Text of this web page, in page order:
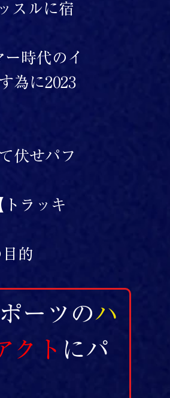
スルに宿
時代のイ
為に2023
伏せパフ
ラッキ
的
ーツのハ
クト にパ